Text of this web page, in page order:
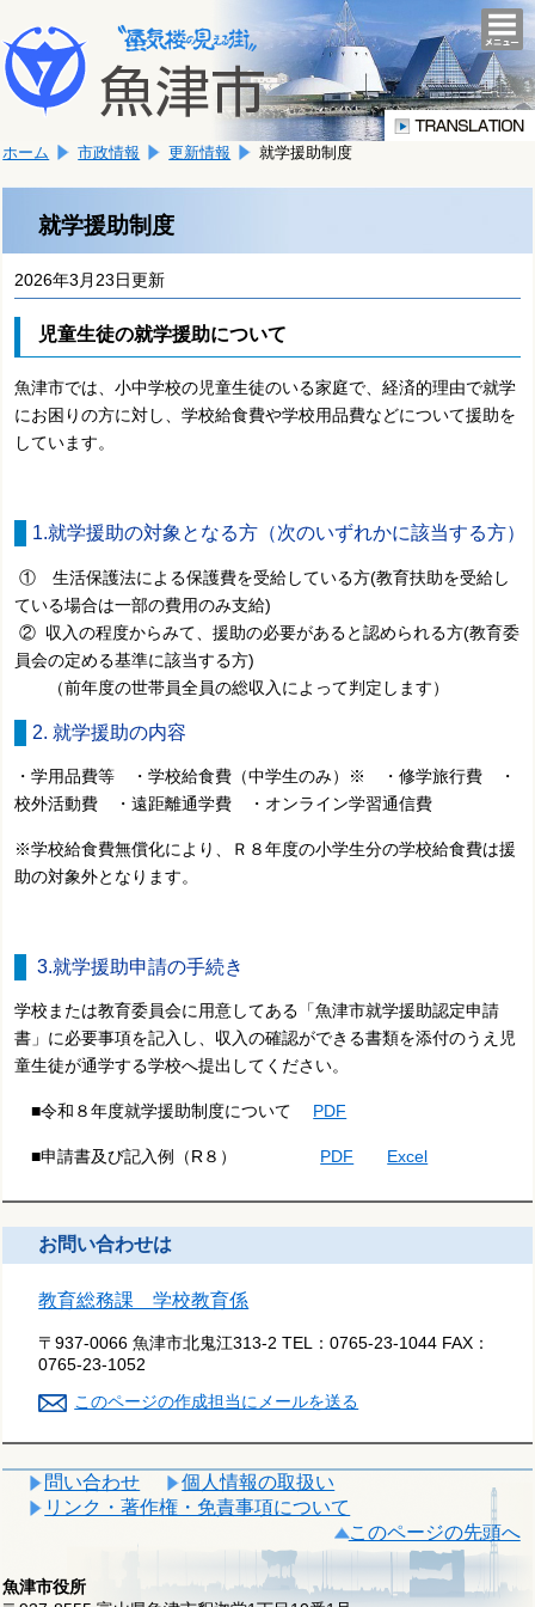
文
へ
移
ま
す。
こ
か
文
ホーム 市政情報 更新情報 就学援助制度
就学援助制度
2026年3月23日更新
児童生徒の就学援助について
魚津市では、小中学校の児童生徒のいる家庭で、経済的理由で就学
にお困りの方に対し、学校給食費や学校用品費などについて援助を
しています。
1.就学援助の対象となる方（次のいずれかに該当する方）
① 生活保護法による保護費を受給している方(教育扶助を受給し
ている場合は一部の費用のみ支給)
② 収入の程度からみて、援助の必要があると認められる方(教育委
員会の定める基準に該当する方)
（前年度の世帯員全員の総収入によって判定します）
2. 就学援助の内容
・学用品費等 ・学校給食費（中学生のみ）※ ・修学旅行費 ・
校外活動費 ・遠距離通学費 ・オンライン学習通信費
※学校給食費無償化により、Ｒ８年度の小学生分の学校給食費は援
助の対象外となります。
3.就学援助申請の手続き
学校または教育委員会に用意してある「魚津市就学援助認定申請
書」に必要事項を記入し、収入の確認ができる書類を添付のうえ児
童生徒が通学する学校へ提出してください。
■令和８年度就学援助制度について PDF
■申請書及び記入例（R８） PDF Excel
お問い合わせは
教育総務課 学校教育係
〒937-0066 魚津市北鬼江313-2 TEL：0765-23-1044 FAX：
0765-23-1052
このページの作成担当にメールを送る
問い合わせ
個人情報の取扱い
リンク・著作権・免責事項について
このページの先頭へ
魚津市役所